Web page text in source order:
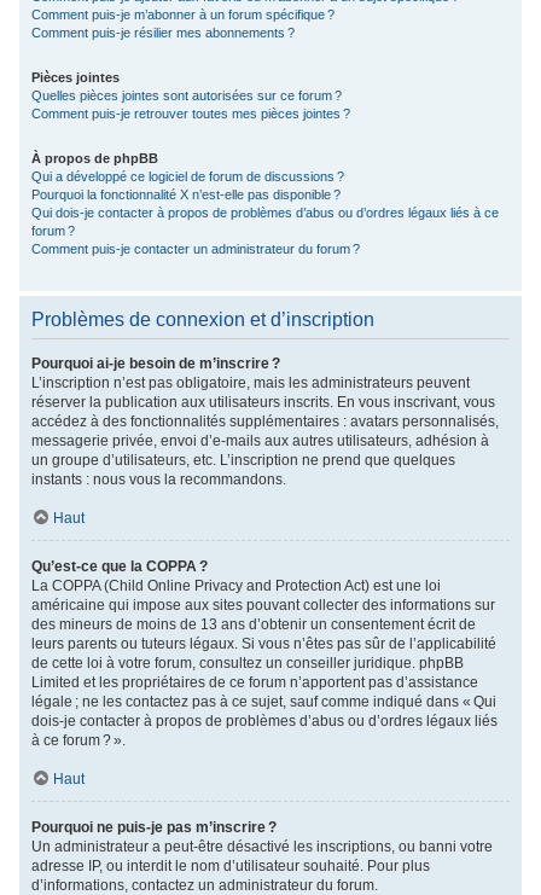
Comment puis-je m’abonner à un forum spécifique ?
Comment puis-je résilier mes abonnements ?
Pièces jointes
Quelles pièces jointes sont autorisées sur ce forum ?
Comment puis-je retrouver toutes mes pièces jointes ?
À propos de phpBB
Qui a développé ce logiciel de forum de discussions ?
Pourquoi la fonctionnalité X n’est-elle pas disponible ?
Qui dois-je contacter à propos de problèmes d’abus ou d’ordres légaux liés à ce
forum ?
Comment puis-je contacter un administrateur du forum ?
Problèmes de connexion et d’inscription
Pourquoi ai-je besoin de m’inscrire ?
L’inscription n’est pas obligatoire, mais les administrateurs peuvent
réserver la publication aux utilisateurs inscrits. En vous inscrivant, vous
accédez à des fonctionnalités supplémentaires : avatars personnalisés,
messagerie privée, envoi d’e-mails aux autres utilisateurs, adhésion à
un groupe d’utilisateurs, etc. L’inscription ne prend que quelques
instants : nous vous la recommandons.
Haut
Qu’est-ce que la COPPA ?
La COPPA (Child Online Privacy and Protection Act) est une loi
américaine qui impose aux sites pouvant collecter des informations sur
des mineurs de moins de 13 ans d’obtenir un consentement écrit de
leurs parents ou tuteurs légaux. Si vous n’êtes pas sûr de l’applicabilité
de cette loi à votre forum, consultez un conseiller juridique. phpBB
Limited et les propriétaires de ce forum n’apportent pas d’assistance
légale ; ne les contactez pas à ce sujet, sauf comme indiqué dans « Qui
dois-je contacter à propos de problèmes d’abus ou d’ordres légaux liés
à ce forum ? ».
Haut
Pourquoi ne puis-je pas m’inscrire ?
Un administrateur a peut-être désactivé les inscriptions, ou banni votre
adresse IP, ou interdit le nom d’utilisateur souhaité. Pour plus
d’informations, contactez un administrateur du forum.